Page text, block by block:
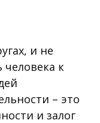
и не
к
– это
и залог